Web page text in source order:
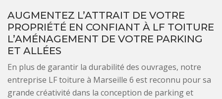
AUGMENTEZ L’ATTRAIT DE VOTRE
PROPRIÉTÉ EN CONFIANT À LF TOITURE
L’AMÉNAGEMENT DE VOTRE PARKING
ET ALLÉES
En plus de garantir la durabilité des ouvrages, notre
entreprise LF toiture à Marseille 6 est reconnu pour sa
grande créativité dans la conception de parking et